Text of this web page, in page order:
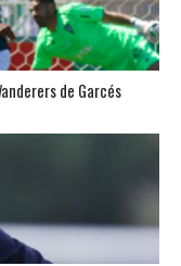
de Garcés